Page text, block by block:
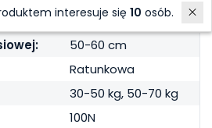
50-60 cm
Ratunkowa
30-50 kg, 50-70 kg
100N
interesuje się 10 osób.